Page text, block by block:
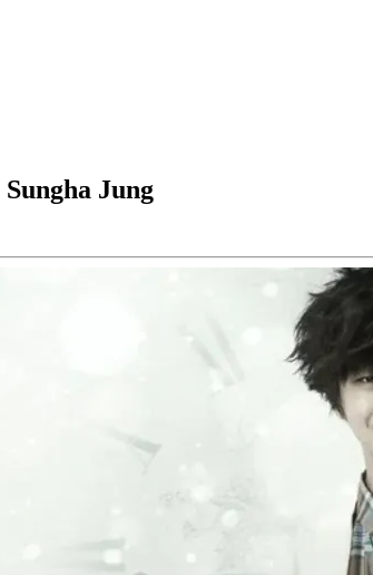
Jung